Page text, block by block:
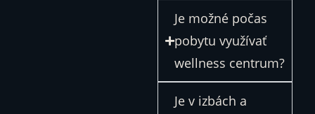
Je možné počas
pobytu využívať
wellness centrum?
Je v izbách a